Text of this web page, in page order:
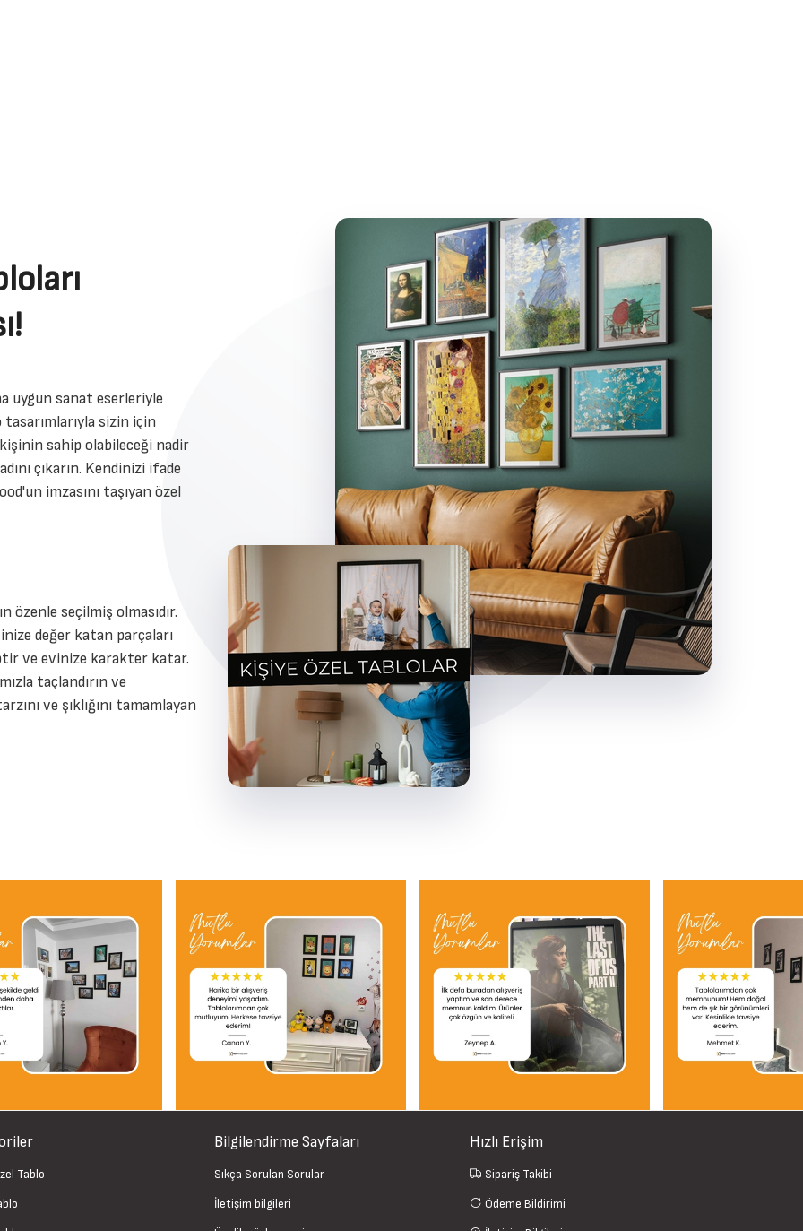
uygun sanat eserleriyle
tasarımlarıyla sizin için
sahip olabileceği nadir
çıkarın. Kendinizi ifade
imzasını taşıyan özel
özenle seçilmiş olmasıdır.
değer katan parçaları
ve evinize karakter katar.
taçlandırın ve
ve şıklığını tamamlayan
Tablo
Bilgilendirme Sayfaları
Sıkça Sorulan Sorular
İletişim bilgileri
Hızlı Erişim
Sipariş Takibi
Ödeme Bildirimi